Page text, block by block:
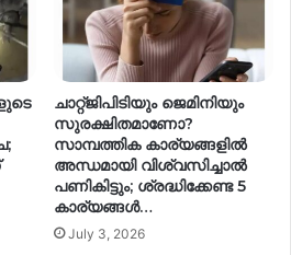
ചാറ്റ്ജിപിടിയും ജെമിനിയും
സുരക്ഷിതമാണോ?
സാമ്പത്തിക കാര്യങ്ങളിൽ
അന്ധമായി വിശ്വസിച്ചാൽ
പണികിട്ടും; ശ്രദ്ധിക്കേണ്ട 5
കാര്യങ്ങൾ…
July 3, 2026